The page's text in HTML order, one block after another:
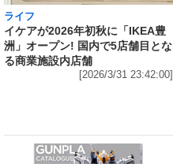
ライフ
イケアが2026年初秋に「IKEA豊
洲」オープン! 国内で5店舗目とな
る商業施設内店舗
[2026/3/31 23:42:00]